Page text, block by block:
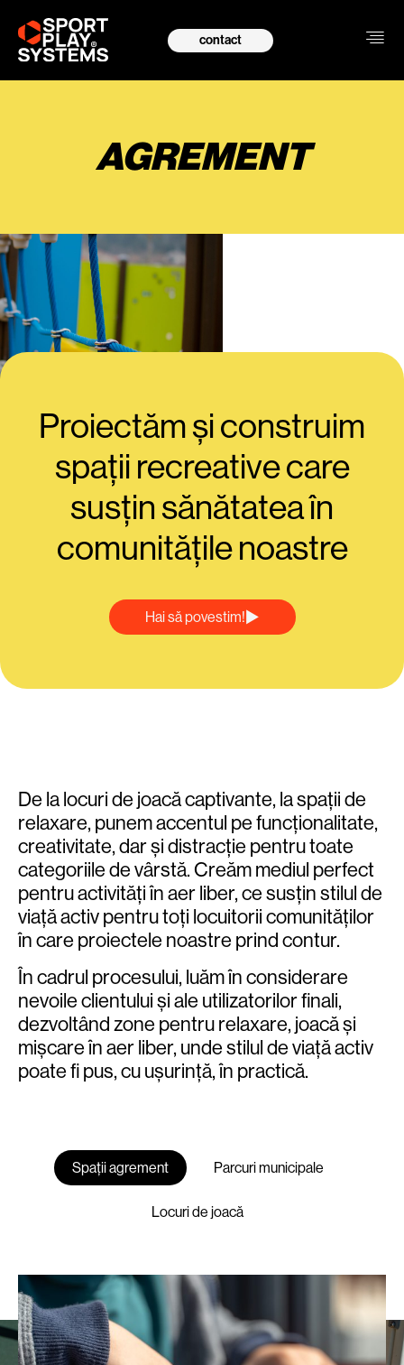
contact
AGREMENT
Proiectăm și construim
spații recreative care
susțin sănătatea în
comunitățile noastre
Hai să povestim!
De la locuri de joacă captivante, la spații de
relaxare, punem accentul pe funcționalitate,
creativitate, dar și distracție pentru toate
categoriile de vârstă. Creăm mediul perfect
pentru activități în aer liber, ce susțin stilul de
viață activ pentru toți locuitorii comunităților
în care proiectele noastre prind contur.
În cadrul procesului, luăm în considerare
nevoile clientului și ale utilizatorilor finali,
dezvoltând zone pentru relaxare, joacă și
mișcare în aer liber, unde stilul de viață activ
poate fi pus, cu ușurință, în practică.
Spații agrement Parcuri municipale
Locuri de joacă